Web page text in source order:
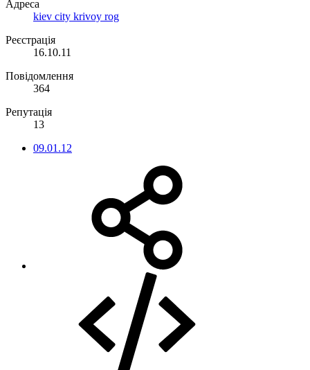
Адреса
kiev city krivoy rog
Реєстрація
16.10.11
Повідомлення
364
Репутація
13
09.01.12